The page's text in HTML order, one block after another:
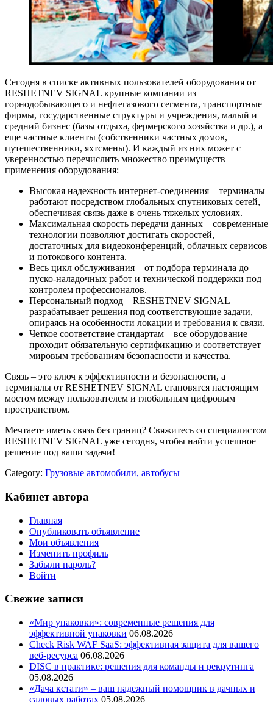
Сегодня в списке активных пользователей оборудования от
RESHETNEV SIGNAL крупные компании из
горнодобывающего и нефтегазового сегмента, транспортные
фирмы, государственные структуры и учреждения, малый и
средний бизнес (базы отдыха, фермерского хозяйства и др.), а
еще частные клиенты (собственники частных домов,
путешественники, яхтсмены). И каждый из них может с
уверенностью перечислить множество преимуществ
применения оборудования:
Высокая надежность интернет-соединения – терминалы
работают посредством глобальных спутниковых сетей,
обеспечивая связь даже в очень тяжелых условиях.
Максимальная скорость передачи данных – современные
технологии позволяют достигать скоростей,
достаточных для видеоконференций, облачных сервисов
и потокового контента.
Весь цикл обслуживания – от подбора терминала до
пуско-наладочных работ и технической поддержки под
контролем профессионалов.
Персональный подход – RESHETNEV SIGNAL
разрабатывает решения под соответствующие задачи,
опираясь на особенности локации и требования к связи.
Четкое соответствие стандартам – все оборудование
проходит обязательную сертификацию и соответствует
мировым требованиям безопасности и качества.
Связь – это ключ к эффективности и безопасности, а
терминалы от RESHETNEV SIGNAL становятся настоящим
мостом между пользователем и глобальным цифровым
пространством.
Мечтаете иметь связь без границ? Свяжитесь со специалистом
RESHETNEV SIGNAL уже сегодня, чтобы найти успешное
решение под ваши задачи!
Category: Грузовые автомобили, автобусы
Кабинет автора
Главная
Опубликовать объявление
Мои объявления
Изменить профиль
Забыли пароль?
Войти
Свежие записи
«Мир упаковки»: современные решения для
эффективной упаковки 06.08.2026
Check Risk WAF SaaS: эффективная защита для вашего
веб-ресурса 06.08.2026
DISC в практике: решения для команды и рекрутинга
05.08.2026
«Дача кстати» – ваш надежный помощник в дачных и
садовых работах 05.08.2026